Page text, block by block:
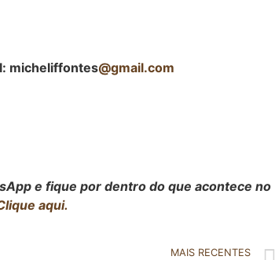
micheliffontes@gmail.com
e fique por dentro do que acontece no
aqui.
MAIS RECENTES